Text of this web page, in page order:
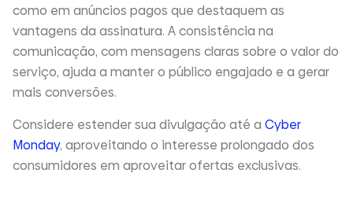
como em anúncios pagos que destaquem as
vantagens da assinatura. A consistência na
comunicação, com mensagens claras sobre o valor do
serviço, ajuda a manter o público engajado e a gerar
mais conversões.
Considere estender sua divulgação até a Cyber
Monday, aproveitando o interesse prolongado dos
consumidores em aproveitar ofertas exclusivas.